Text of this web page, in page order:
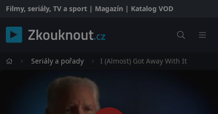
Filmy, seriály, TV a sport | Magazín | Katalog VOD
Seriály a pořady I (Almost) Got Away With It